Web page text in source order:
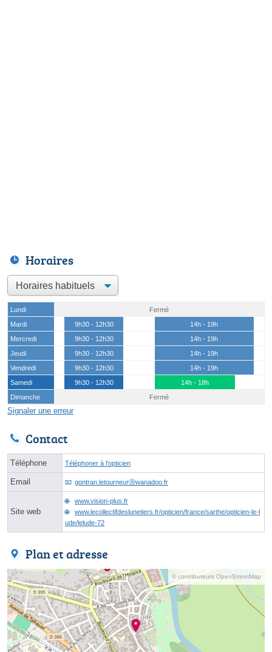
Horaires
Lundi
Fermé
Mardi
9h30 - 12h30
14h - 19h
Mercredi
9h30 - 12h30
14h - 19h
Jeudi
9h30 - 12h30
14h - 19h
Vendredi
9h30 - 12h30
14h - 19h
Samedi
9h30 - 12h30
14h - 18h
Dimanche
Fermé
Signaler une erreur
Contact
Téléphone Téléphoner à l'opticien
Email gontran.letourneurⓐwanadoo.fr
Site web
www.vision-plus.fr
www.lecollectifdeslunetiers.fr/opticien/france/sarthe/opticien-le-l
ude/lelude-72
Plan et adresse
© contributeurs OpenStreetMap